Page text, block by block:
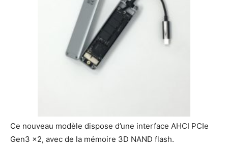
Ce nouveau modèle dispose d’une interface AHCI PCIe
Gen3 x2, avec de la mémoire 3D NAND flash.